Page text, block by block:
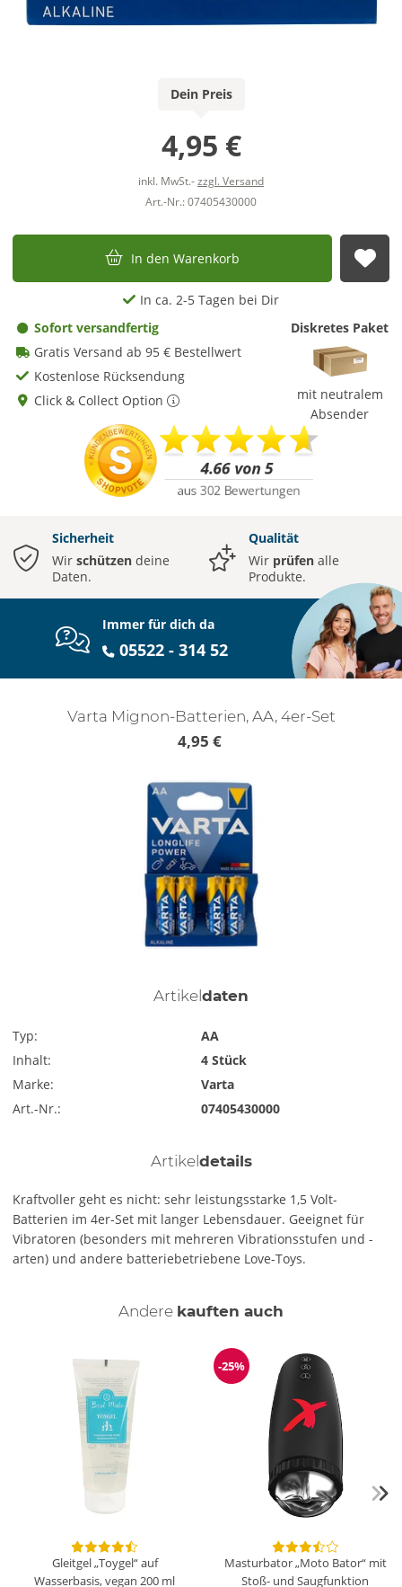
Dein Preis
4,95 €
inkl. MwSt.-zzgl. Versand
Art.-Nr.: 07405430000
In den Warenkorb
In ca. 2-5 Tagen bei Dir
Sofort versandfertig
Gratis Versand ab 95 € Bestellwert
Kostenlose Rücksendung
Click & Collect Option
Diskretes Paket
mit neutralem
Absender
Sicherheit
Wir schützen deine
Daten.
Qualität
Wir prüfen alle
Produkte.
Immer für dich da
05522 - 314 52
Varta Mignon-Batterien, AA, 4er-Set
4,95 €
Artikel daten
Typ:
AA
Inhalt:
4 Stück
Marke:
Varta
Art.-Nr.:
07405430000
Artikel details
Kraftvoller geht es nicht: sehr leistungsstarke 1,5 Volt-
Batterien im 4er-Set mit langer Lebensdauer. Geeignet für
Vibratoren (besonders mit mehreren Vibrationsstufen und -
arten) und andere batteriebetriebene Love-Toys.
Andere kauften auch
Gleitgel „Toygel“ auf
Wasserbasis, vegan 200 ml
Reduzierung
-25%
Masturbator „Moto Bator“ mit
Stoß- und Saugfunktion